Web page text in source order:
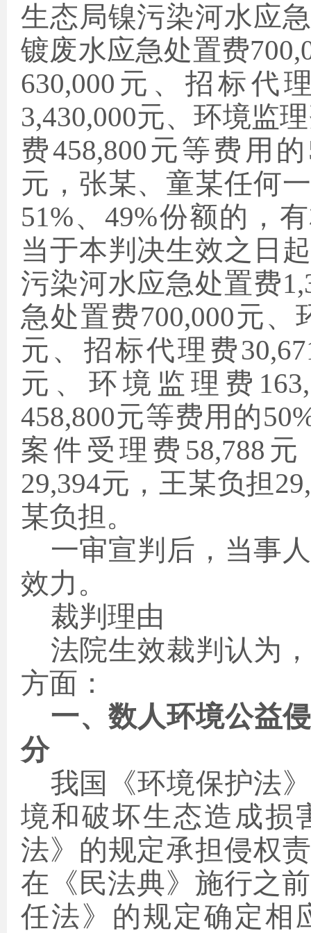
生态局镍污染河水应
镀废水应急处置费
630,000元、招标代
3,430,000元、环境监
费458,800元等费用
元，张某、童某任何
51%、49%份额的，
当于本判决生效之日
污染河水应急处置费
急处置费700,000元、
元、招标代理费
元、环境监理费
458,800元等费用的
案件受理费58,788
29,394元，王某负担
某负担。
一审宣判后，当事
效力。
裁判理由
法院生效裁判认为
方面：
一、数人环境公益
分
我国《环境保护法
境和破坏生态造成损
法》的规定承担侵权
在《民法典》施行之
任法》的规定确定相